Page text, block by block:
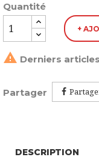
Quantité
+
 Derniers
Partager
DESCRIPTION